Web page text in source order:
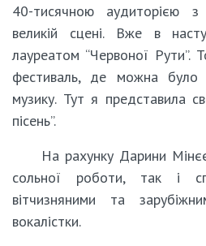
40-тисячною аудиторією
великій сцені. Вже в
лауреатом “Червоної Рути”.
фестиваль, де можна було
музику. Тут я представила
пісень”.
На рахунку Дарини
сольної роботи, так і
вітчизняними та
вокалістки.